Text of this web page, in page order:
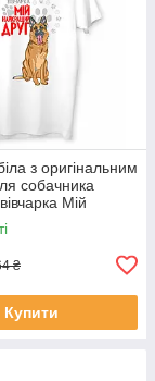
з оригінальним
собачника
Мій
Push IT
₴
Купити